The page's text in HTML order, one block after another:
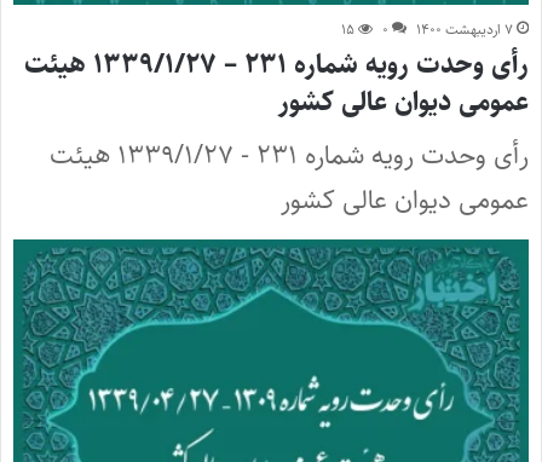
۷ اردیبهشت ۱۴۰۰ ۰ ۱۵
رأی وحدت رویه شماره ۲۳۱ – ۱۳۳۹/۱/۲۷ هیئت
عمومی دیوان عالی کشور
رأی وحدت رویه شماره ۲۳۱ - ۱۳۳۹/۱/۲۷ هیئت
عمومی دیوان عالی کشور